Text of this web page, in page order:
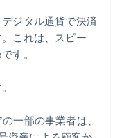
ジタル通貨で決済
これは、スピー
す。
一部の事業者は、